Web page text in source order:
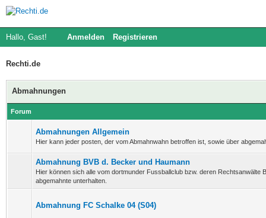
Hallo, Gast! Anmelden Registrieren
Rechti.de
Abmahnungen
Forum
Abmahnungen Allgemein
Hier kann jeder posten, der vom Abmahnwahn betroffen ist, sowie über
Abmahnung BVB d. Becker und Haumann
Hier können sich alle vom dortmunder Fussballclub bzw. deren Rechtsanwälte
abgemahnte unterhalten.
Abmahnung FC Schalke 04 (S04)